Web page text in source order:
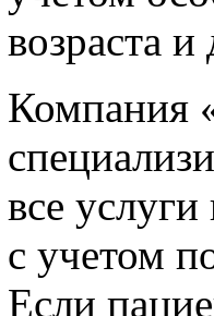
возраста
Компания
все
с учетом
Если